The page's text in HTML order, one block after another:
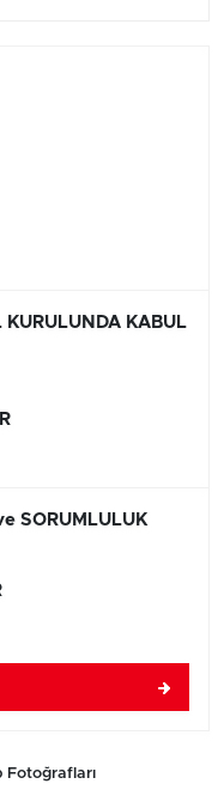
KURULUNDA KABUL
SORUMLULUK
Fotoğrafları